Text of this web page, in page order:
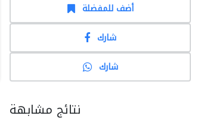
أضف للمفضلة
شارك
شارك
نتائج مشابهة